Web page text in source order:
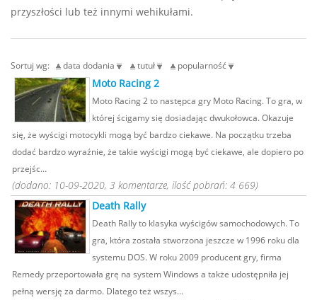
przyszłości lub też innymi wehikułami.
Sortuj wg: data dodania tutuł popularność
Moto Racing 2
Moto Racing 2 to następca gry Moto Racing. To gra, w
której ścigamy się dosiadając dwukołowca. Okazuje
się, że wyścigi motocykli mogą być bardzo ciekawe. Na początku trzeba
dodać bardzo wyraźnie, że takie wyścigi mogą być ciekawe, ale dopiero po
przejśc...
(dodano: 10-09-2020, 3 komentarze, ilość pobrań: 4 669)
Death Rally
Death Rally to klasyka wyścigów samochodowych. To
gra, która została stworzona jeszcze w 1996 roku dla
systemu DOS. W roku 2009 producent gry, firma
Remedy przeportowała grę na system Windows a także udostępniła jej
pełną wersję za darmo. Dlatego też wszys...